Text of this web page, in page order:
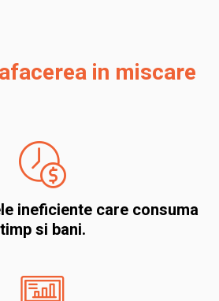
in miscare
ineficiente care consuma
timp si bani.